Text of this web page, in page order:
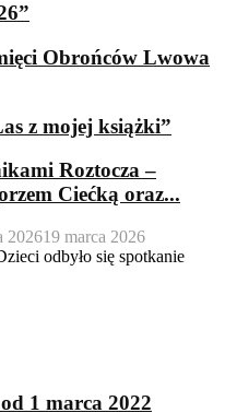
Obrońców Lwowa
z mojej książki”
Roztocza –
Ciećką oraz...
202619 marca 2026
odbyło się spotkanie
1 marca 2022